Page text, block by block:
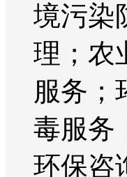
境污染
理；农
服务；
毒服务
环保咨